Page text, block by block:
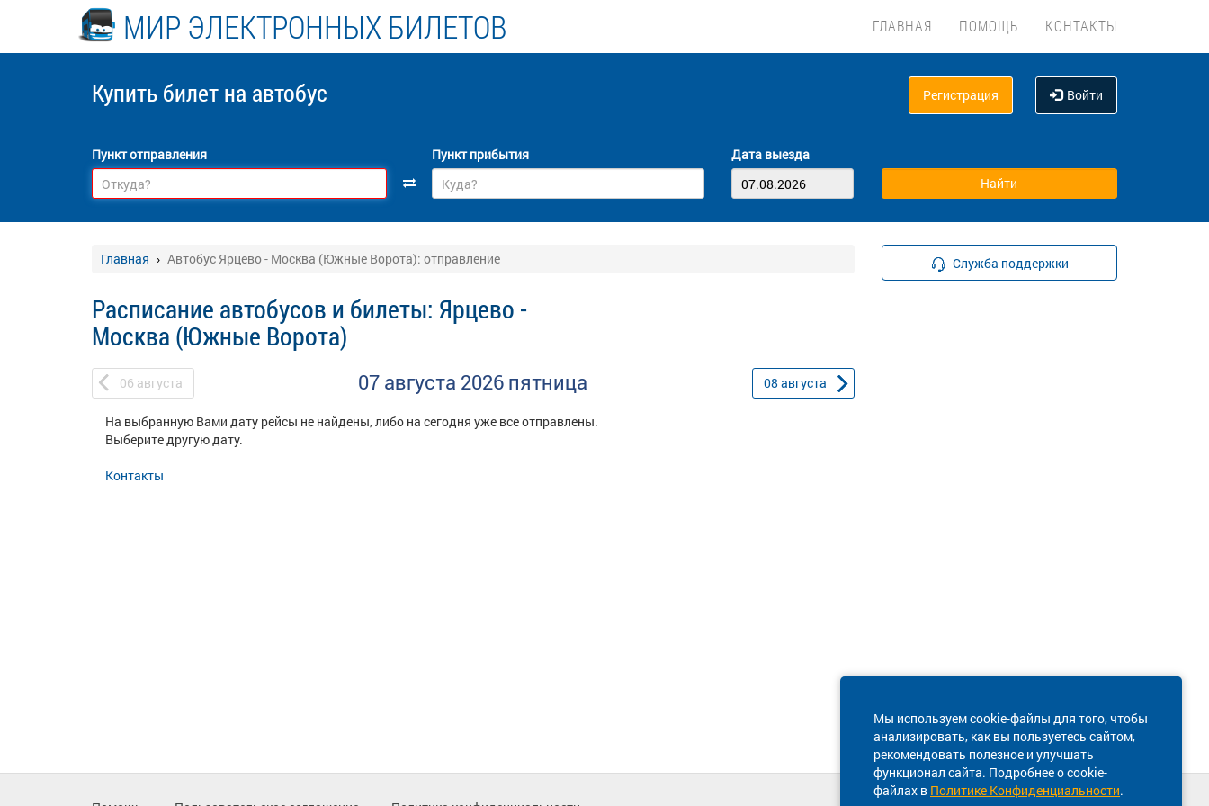
МИР ЭЛЕКТРОННЫХ БИЛЕТОВ ГЛАВНАЯ ПОМОЩЬ КОНТАКТЫ
Купить билет на автобус Регистрация Войти
Пункт отправления Пункт прибытия Дата выезда
Главная Автобус Ярцево - Москва (Южные Ворота): отправление
Расписание автобусов и билеты: Ярцево -
Москва (Южные Ворота)
06 августа 07 августа 2026 пятница 08 августа
На выбранную Вами дату рейсы не найдены, либо на сегодня уже все отправлены.
Выберите другую дату.
Контакты
Служба поддержки
Мы используем cookie-файлы для того, чтобы
анализировать, как вы пользуетесь сайтом,
рекомендовать полезное и улучшать
функционал сайта. Подробнее о cookie-
файлах в Политике Конфиденциальности.